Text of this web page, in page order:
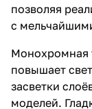
позволяя
с
Монохромная
повышает
засветки
моделей.